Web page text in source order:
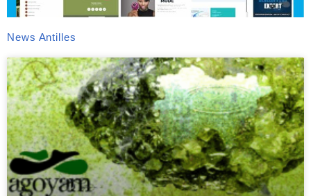
News Antilles